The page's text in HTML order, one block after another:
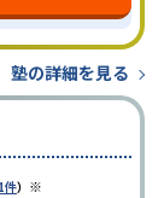
塾の詳細を見る
件） ※